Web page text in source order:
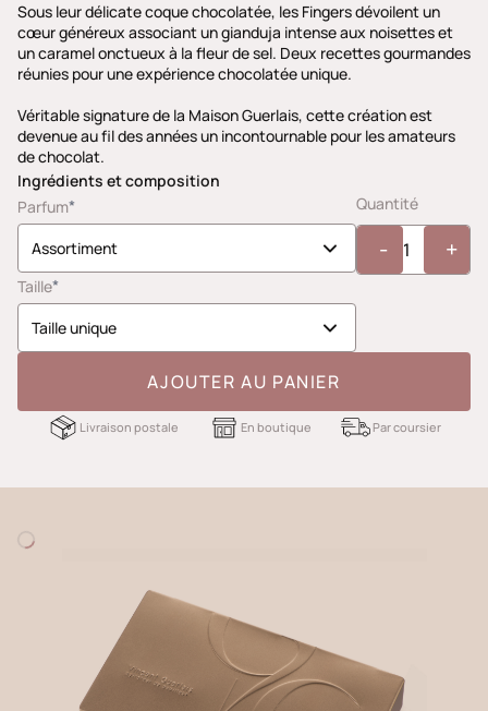
Sous leur délicate coque chocolatée, les Fingers dévoilent un
cœur généreux associant un gianduja intense aux noisettes et
un caramel onctueux à la fleur de sel. Deux recettes gourmandes
réunies pour une expérience chocolatée unique.
Véritable signature de la Maison Guerlais, cette création est
devenue au fil des années un incontournable pour les amateurs
de chocolat.
Ingrédients et composition
Parfum*
Taille*
Quantité
- +
AJOUTER AU PANIER
Livraison postale En boutique Par coursier